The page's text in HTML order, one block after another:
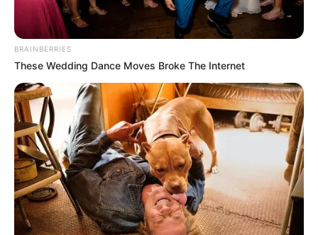
BRAINBERRIES
These Wedding Dance Moves Broke The Internet